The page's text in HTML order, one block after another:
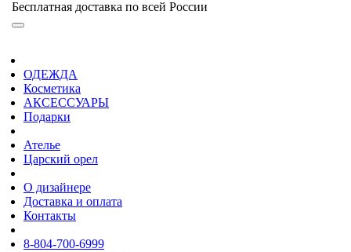
Бесплатная доставка по всей России
ОДЕЖДА
Косметика
АКСЕССУАРЫ
Подарки
Ателье
Царский орел
О дизайнере
Доставка и оплата
Контакты
8-804-700-6999